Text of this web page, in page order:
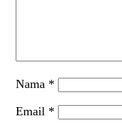
Nama *
Email *